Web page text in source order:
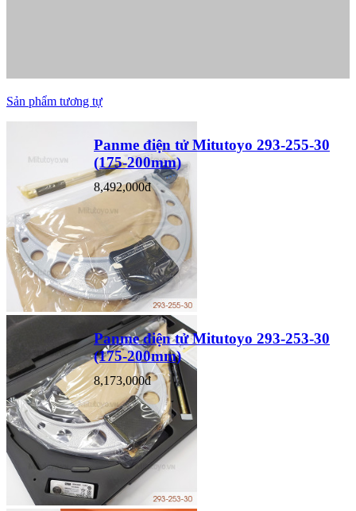
Sản phẩm tương tự
Panme điện tử Mitutoyo 293-255-30
(175-200mm)
8,492,000đ
Panme điện tử Mitutoyo 293-253-30
(175-200mm)
8,173,000đ